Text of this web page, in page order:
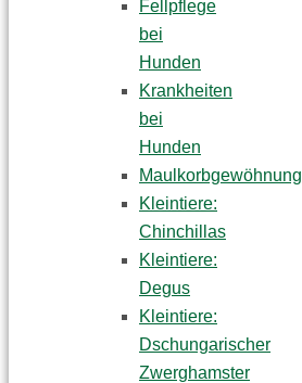
Fellpflege
bei
Hunden
Krankheiten
bei
Hunden
Maulkorbgewöhnung
Kleintiere:
Chinchillas
Kleintiere:
Degus
Kleintiere:
Dschungarischer
Zwerghamster